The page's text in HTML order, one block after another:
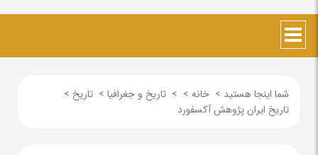
شما اینجا هستید > خانه >
> تاریخ و جغرافیا > تاریخ >
تاریخ ایران پژوهش آکسفورد